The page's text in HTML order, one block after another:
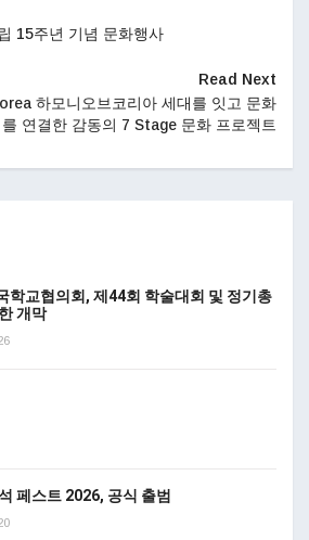
15주년 기념 문화행사
Read Next
하모니오브코리아 세대를 잇고 문화
를 연결한 감동의 7 Stage 문화 프로젝트
학교협의회, 제44회 학술대회 및 정기총
개막
페스트 2026, 공식 출범